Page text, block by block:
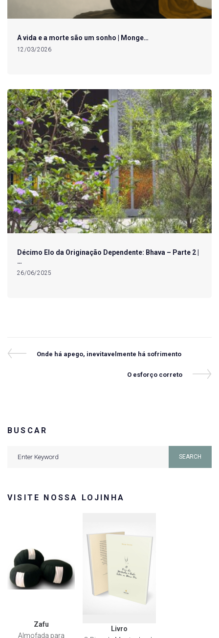
A vida e a morte são um sonho | Monge…
12/03/2026
Décimo Elo da Originação Dependente: Bhava – Parte 2 |
…
26/06/2025
Navegação
Previous
Onde há apego, inevitavelmente há sofrimento
Next
O esforço correto
BUSCAR
SEARCH
VISITE NOSSA LOJINHA
Zafu
Almofada para
Livro